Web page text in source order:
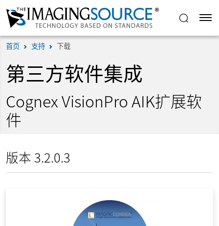
首页 支持 下载
第三方软件集成
Cognex VisionPro AIK扩展软
件
版本 3.2.0.3